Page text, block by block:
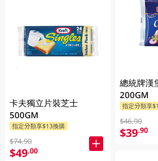
卡夫獨立片裝芝士
500GM
指定分類享$13換購
$74.90
$49.00
總統牌漢
200GM
指定分類享
$46.90
$39.90